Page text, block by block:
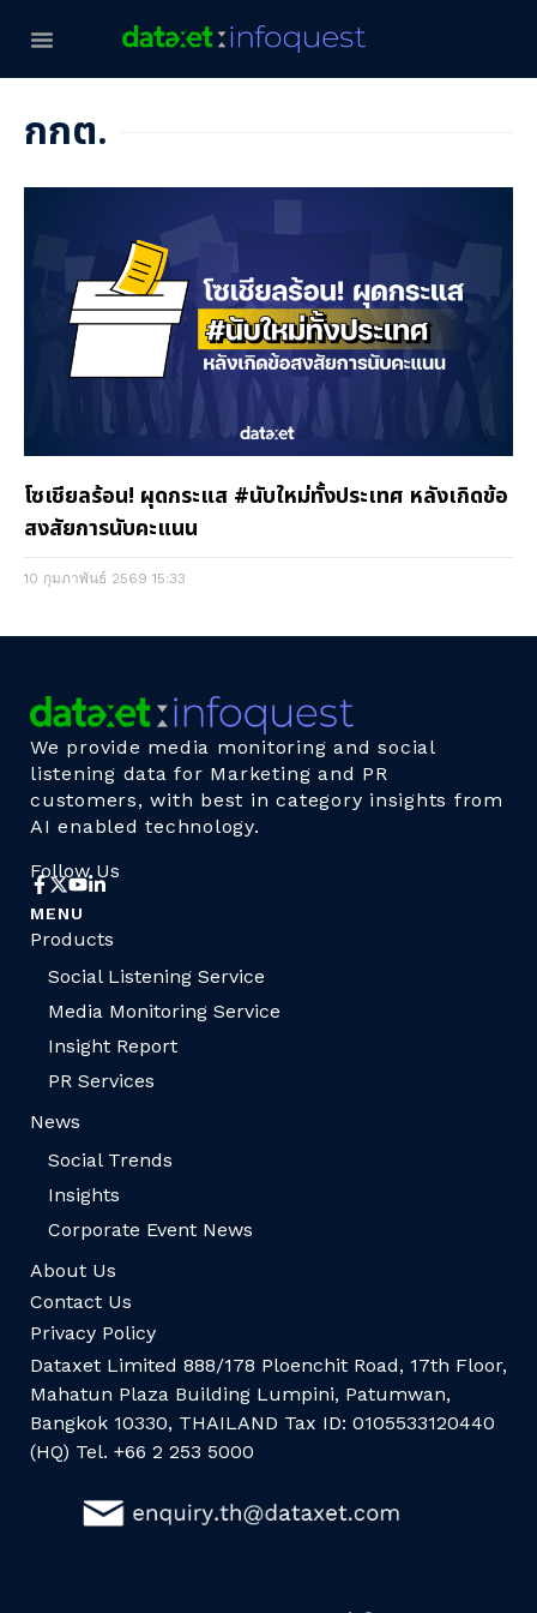
กกต.
โซเชียลร้อน! ผุดกระแส #นับใหม่ทั้งประเทศ หลังเกิดข้อ
สงสัยการนับคะแนน
10 กุมภาพันธ์ 2569 15:33
We provide media monitoring and social
listening data for Marketing and PR
customers, with best in category insights from
AI enabled technology.
Follow Us
MENU
Products
Social Listening Service
Media Monitoring Service
Insight Report
PR Services
News
Social Trends
Insights
Corporate Event News
About Us
Contact Us
Privacy Policy
Dataxet Limited 888/178 Ploenchit Road, 17th Floor,
Mahatun Plaza Building Lumpini, Patumwan,
Bangkok 10330, THAILAND Tax ID: 0105533120440
(HQ) Tel. +66 2 253 5000